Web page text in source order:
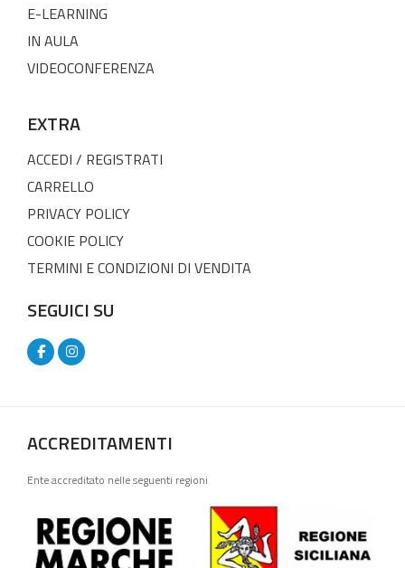
E-LEARNING
IN AULA
VIDEOCONFERENZA
EXTRA
ACCEDI / REGISTRATI
CARRELLO
PRIVACY POLICY
COOKIE POLICY
TERMINI E CONDIZIONI DI VENDITA
SEGUICI SU
ACCREDITAMENTI
Ente accreditato nelle seguenti regioni